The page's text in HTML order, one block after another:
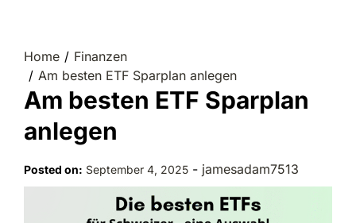
Home
Finanzen
Am besten ETF Sparplan anlegen
Am besten ETF Sparplan
anlegen
Posted on: September 4, 2025 - jamesadam7513